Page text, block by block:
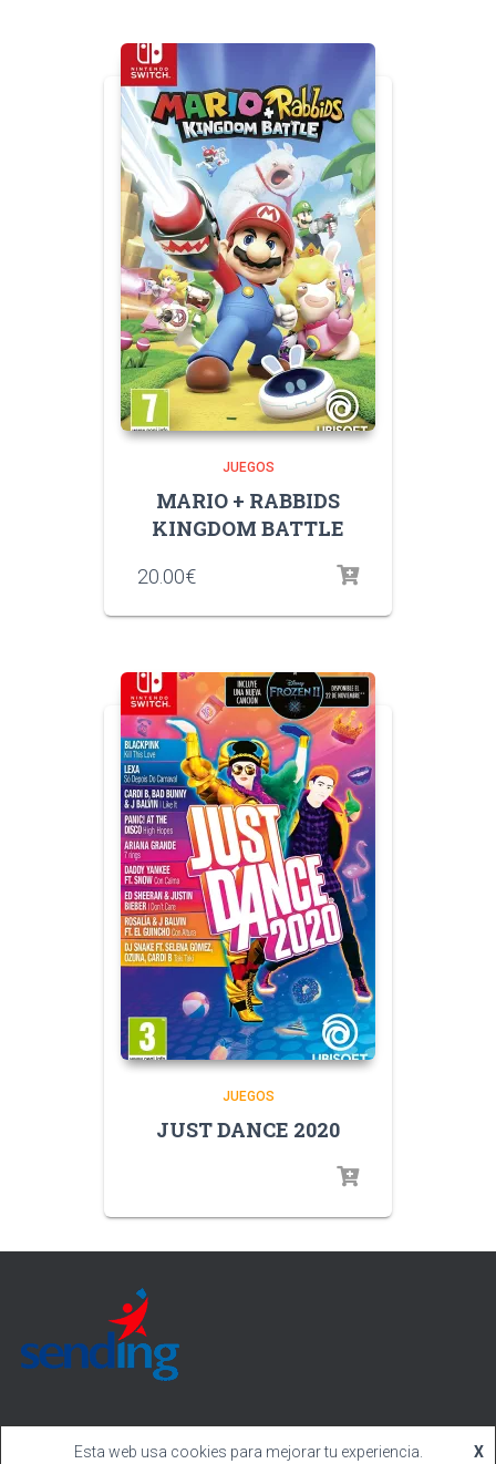
JUEGOS
MARIO + RABBIDS
KINGDOM BATTLE
20.00€
JUEGOS
JUST DANCE 2020
Esta web usa cookies para mejorar tu experiencia. X